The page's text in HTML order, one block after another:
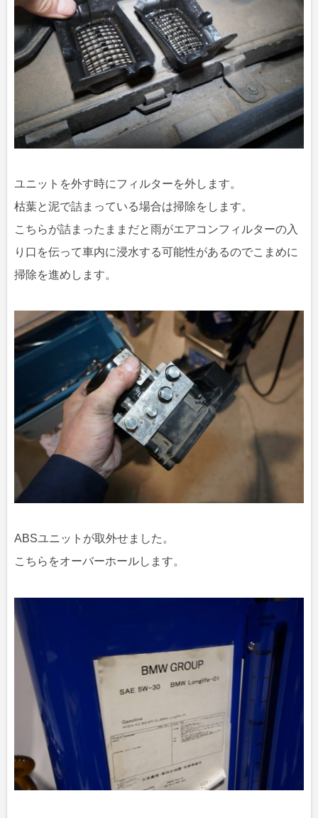
ユニットを外す時にフィルターを外します。
枯葉と泥で詰まっている場合は掃除をします。
こちらが詰まったままだと雨がエアコンフィルターの入
り口を伝って車内に浸水する可能性があるのでこまめに
掃除を進めします。
ABSユニットが取外せました。
こちらをオーバーホールします。